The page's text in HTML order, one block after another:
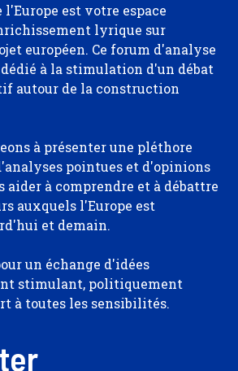
l'Europe est votre espace
lyrique sur
européen. Ce forum d'analyse
à la stimulation d'un débat
autour de la construction
à présenter une pléthore
pointues et d'opinions
aider à comprendre et à débattre
auxquels l'Europe est
et demain.
un échange d'idées
stimulant, politiquement
à toutes les sensibilités.